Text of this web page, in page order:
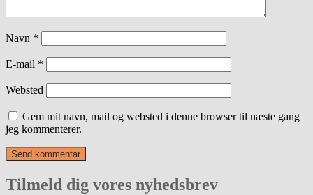
Navn *
E-mail *
Websted
Gem mit navn, mail og websted i denne browser til næste gang
jeg kommenterer.
Tilmeld dig vores nyhedsbrev